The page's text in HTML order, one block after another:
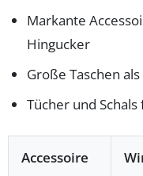
Markante
Hingucker
Große Taschen
Tücher und
Accessoire